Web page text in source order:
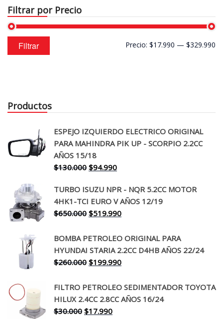
Filtrar por Precio
Precio
mínimo
Precio
máximo
Filtrar Precio: $17.990 — $329.990
Productos
ESPEJO IZQUIERDO ELECTRICO ORIGINAL
PARA MAHINDRA PIK UP - SCORPIO 2.2CC
AÑOS 15/18
$130.000 El
original
era:
$130.000.
$94.990El
actual
es:
$94.990.
TURBO ISUZU NPR - NQR 5.2CC MOTOR
4HK1-TCI EURO V AÑOS 12/19
$650.000 El
original
era:
$650.000.
$519.990El
actual
es:
$519.990.
BOMBA PETROLEO ORIGINAL PARA
HYUNDAI STARIA 2.2CC D4HB AÑOS 22/24
$260.000 El
original
era:
$260.000.
$199.990El
actual
es:
FILTRO PETROLEO SEDIMENTADOR TOYOTA
HILUX 2.4CC 2.8CC AÑOS 16/24
$30.000 El
$17.990El